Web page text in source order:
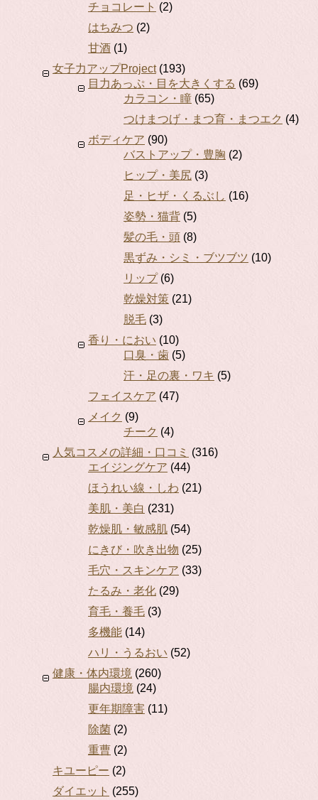
チョコレート (2)
はちみつ (2)
甘酒 (1)
女子力アップProject(193)
目力あっぷ・目を大きくする (69)
カラコン・瞳 (65)
つけまつげ・まつ育・まつエク (4)
ボディケア (90)
バストアップ・豊胸 (2)
ヒップ・美尻 (3)
足・ヒザ・くるぶし (16)
姿勢・猫背 (5)
髪の毛・頭 (8)
黒ずみ・シミ・ブツブツ (10)
リップ(6)
乾燥対策 (21)
脱毛 (3)
香り・におい (10)
口臭・歯 (5)
汗・足の裏・ワキ (5)
フェイスケア (47)
メイク (9)
チーク (4)
人気コスメの詳細・口コミ (316)
エイジングケア (44)
ほうれい線・しわ (21)
美肌・美白 (231)
乾燥肌・敏感肌 (54)
にきび・吹き出物 (25)
毛穴・スキンケア (33)
たるみ・老化 (29)
育毛・養毛 (3)
多機能 (14)
ハリ・うるおい (52)
健康・体内環境 (260)
腸内環境 (24)
更年期障害 (11)
除菌 (2)
重曹 (2)
キユーピー (2)
ダイエット (255)